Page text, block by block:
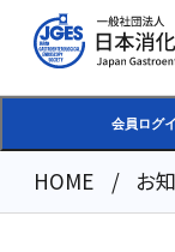
会員ログ
HOME お